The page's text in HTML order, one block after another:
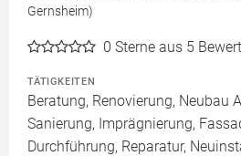
Gernsheim)
0 Sterne aus 5
TÄTIGKEITEN
Beratung, Renovierung, Neubau
Sanierung, Imprägnierung,
Durchführung, Reparatur,